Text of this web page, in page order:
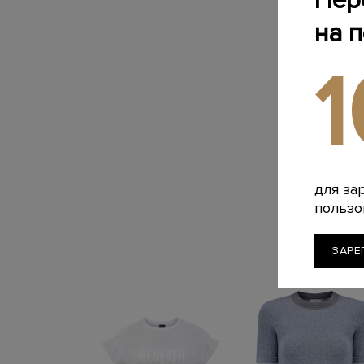
на
для